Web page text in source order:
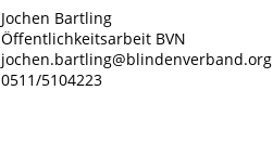
Jochen Bartling
Öffentlichkeitsarbeit BVN
jochen.bartling@blindenverband.org
0511/5104223